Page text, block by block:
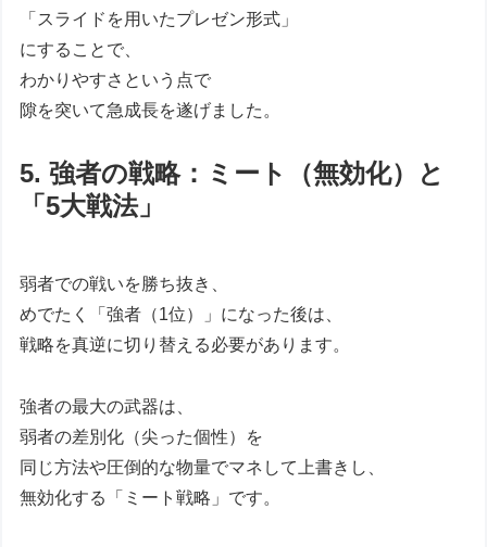
「スライドを用いたプレゼン形式」
にすることで、
わかりやすさという点で
隙を突いて急成長を遂げました。
5. 強者の戦略：ミート（無効化）と
「5大戦法」
弱者での戦いを勝ち抜き、
めでたく「強者（1位）」になった後は、
戦略を真逆に切り替える必要があります。
強者の最大の武器は、
弱者の差別化（尖った個性）を
同じ方法や圧倒的な物量でマネして上書きし、
無効化する「ミート戦略」です。